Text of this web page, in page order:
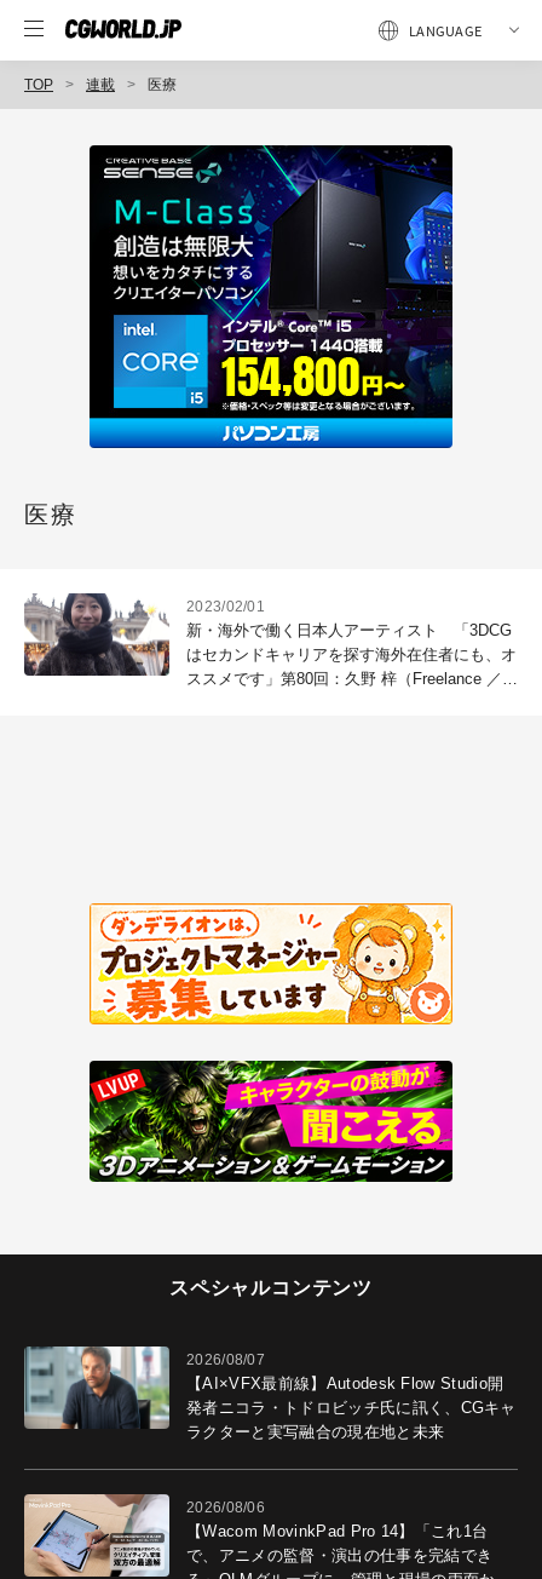
TOP 連載 医療
医療
2023/02/01
新・海外で働く日本人アーティスト 「3DCG
はセカンドキャリアを探す海外在住者にも、オ
ススメです」第80回：久野 梓（Freelance ／
スペシャルコンテンツ
2026/08/07
【AI×VFX最前線】Autodesk Flow Studio開
発者ニコラ・トドロビッチ氏に訊く、CGキャ
ラクターと実写融合の現在地と未来
2026/08/06
【Wacom MovinkPad Pro 14】「これ1台
で、アニメの監督・演出の仕事を完結でき